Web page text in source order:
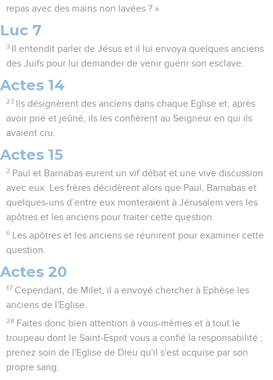
repas avec des mains non lavées ? »
Luc 7
3
Il entendit parler de Jésus et il lui envoya quelques anciens
des Juifs pour lui demander de venir guérir son esclave.
Actes 14
23
Ils désignèrent des anciens dans chaque Eglise et, après
avoir prié et jeûné, ils les confièrent au Seigneur en qui ils
avaient cru.
Actes 15
2 Paul et Barnabas eurent un vif débat et une vive discussion
avec eux. Les frères décidèrent alors que Paul, Barnabas et
quelques-uns d’entre eux monteraient à Jérusalem vers les
apôtres et les anciens pour traiter cette question.
6
Les apôtres et les anciens se réunirent pour examiner cette
question.
Actes 20
17 Cependant, de Milet, il a envoyé chercher à Ephèse les
anciens de l'Eglise.
28 Faites donc bien attention à vous-mêmes et à tout le
troupeau dont le Saint-Esprit vous a confié la responsabilité ;
prenez soin de l'Eglise de Dieu qu'il s'est acquise par son
propre sang.